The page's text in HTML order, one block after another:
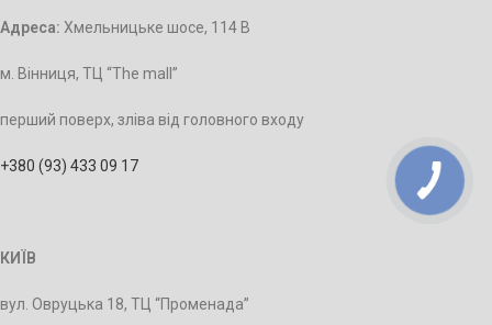
Адреса: Хмельницьке шосе, 114 В
м. Вінниця, ТЦ “The mall”
перший поверх, зліва від головного входу
+380 (93) 433 09 17
КИЇВ
вул. Овруцька 18, ТЦ “Променада”